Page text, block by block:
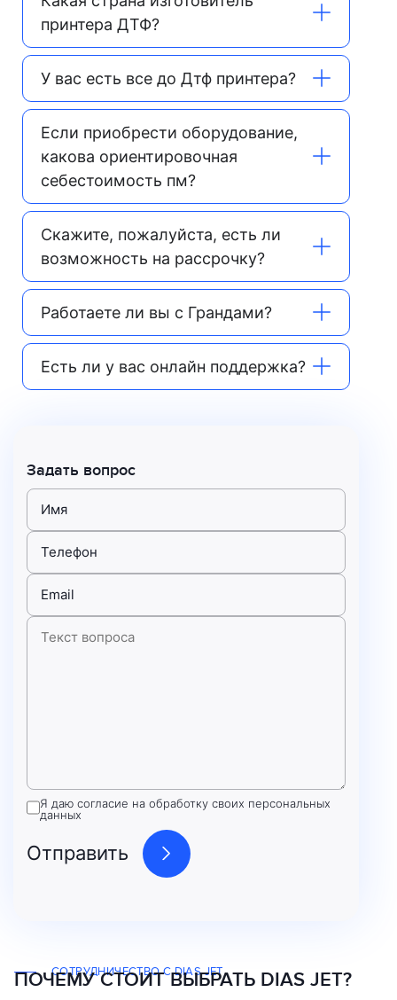
принтера ДТФ?
У вас есть все до Дтф принтера?
Если приобрести оборудование,
какова ориентировочная
себестоимость пм?
Скажите, пожалуйста, есть ли
возможность на рассрочку?
Работаете ли вы с Грандами?
Есть ли у вас онлайн поддержка?
Задать вопрос
Я даю согласие на обработку своих персональных
данных
СОТРУДНИЧЕСТВО С DIAS JET
ПОЧЕМУ СТОИТ ВЫБРАТЬ DIAS JET?